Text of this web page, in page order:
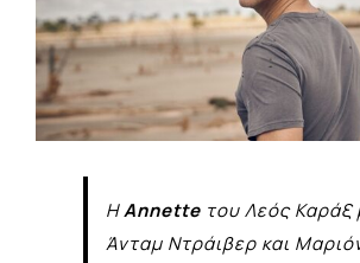
ΗAnnette του Λεός Καράξ
Άνταμ Ντράιβερ και